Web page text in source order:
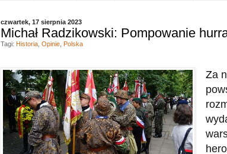
czwartek, 17 sierpnia 2023
Michał Radzikowski: Pompowanie
Za
Tagi: Historia, Opinie, Polska